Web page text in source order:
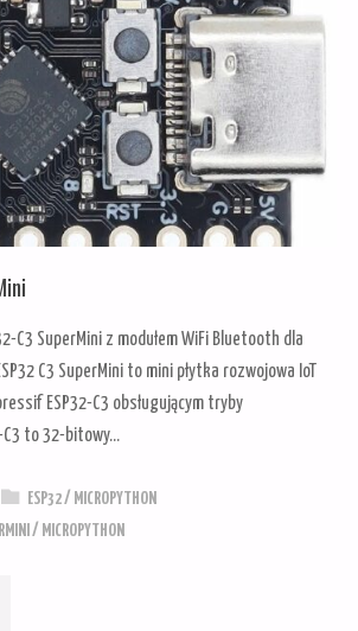
C3 SuperMini z modułem WiFi Bluetooth dla
C3 SuperMini to mini płytka rozwojowa IoT
ESP32-C3 obsługującym tryby
C3 to 32-bitowy…
ESP32/ MICROPYTHON
/ MICROPYTHON